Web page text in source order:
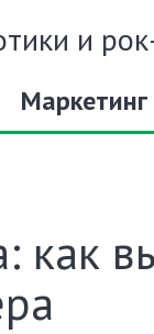
и
Маркетинг
как